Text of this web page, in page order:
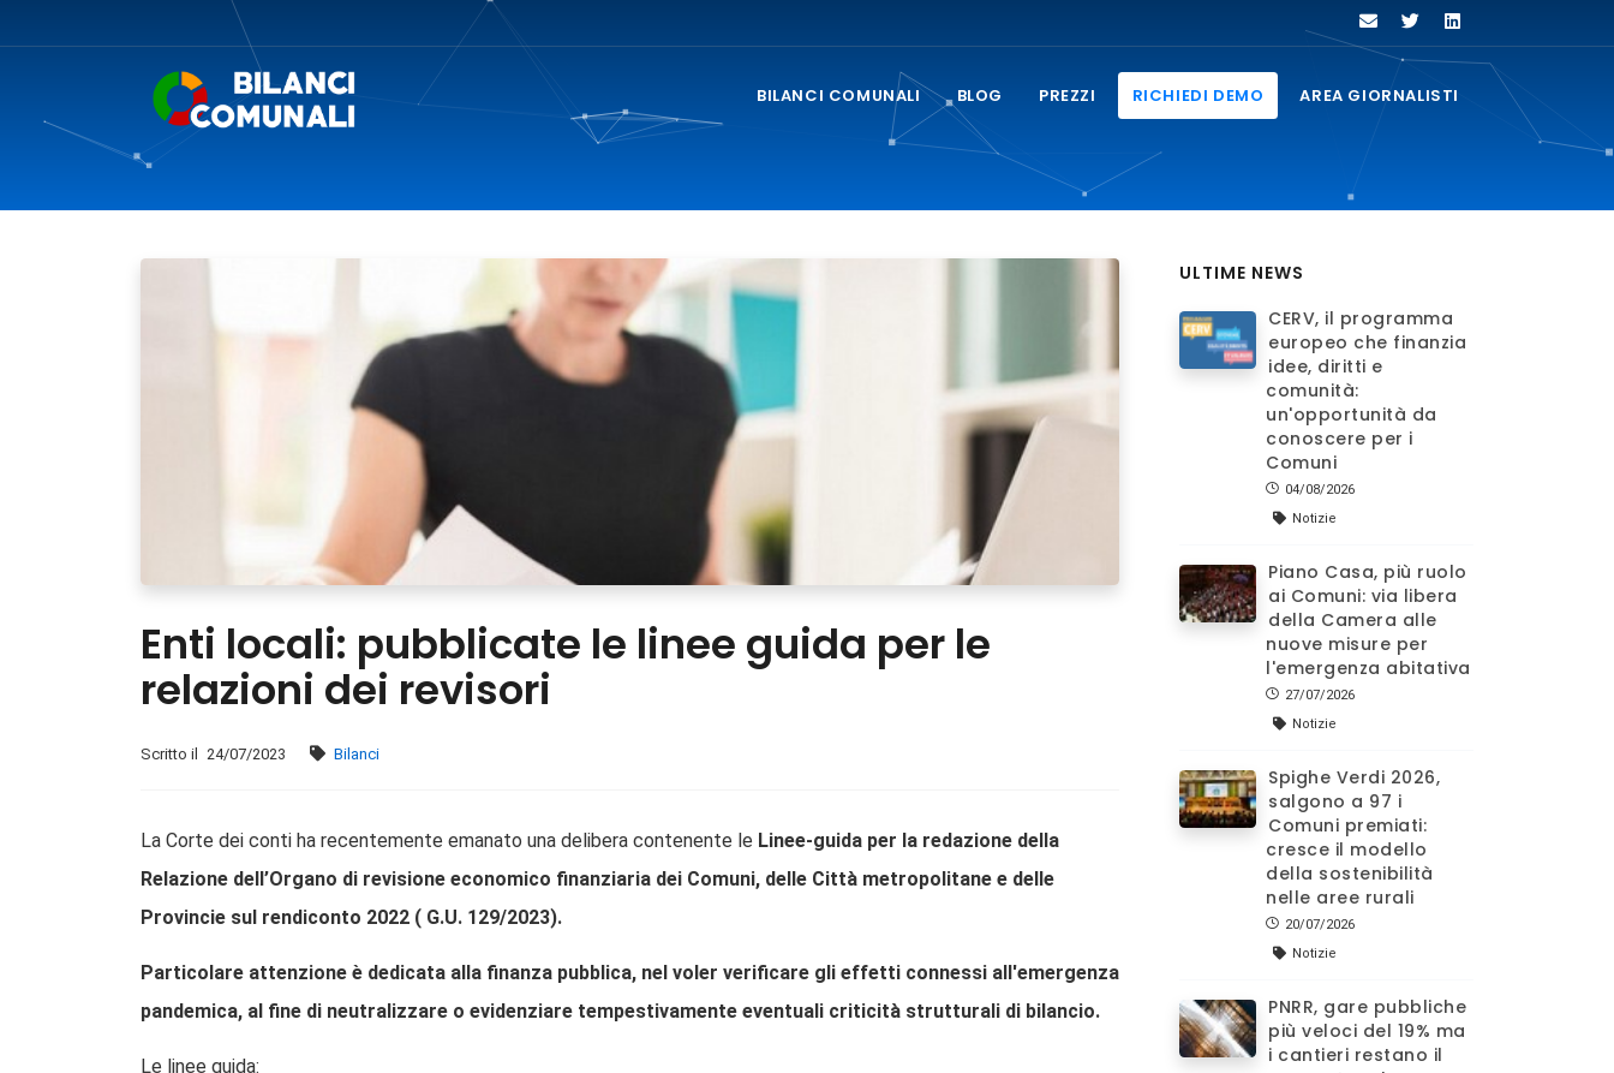
BILANCI COMUNALI BLOG PREZZI RICHIEDI DEMO AREA GIORNALISTI
Enti locali: pubblicate le linee guida per le
relazioni dei revisori
Scritto il 24/07/2023 Bilanci
La Corte dei conti ha recentemente emanato una delibera contenente le Linee-guida per la redazione della
Relazione dell’Organo di revisione economico finanziaria dei Comuni, delle Città metropolitane e delle
Provincie sul rendiconto 2022 ( G.U. 129/2023).
Particolare attenzione è dedicata alla finanza pubblica, nel voler verificare gli effetti connessi all'emergenza
pandemica, al fine di neutralizzare o evidenziare tempestivamente eventuali criticità strutturali di bilancio.
Le linee guida:
ULTIME NEWS
CERV, il programma
europeo che finanzia
idee, diritti e
comunità:
un'opportunità da
conoscere per i
Comuni
04/08/2026
Notizie
Piano Casa, più ruolo
ai Comuni: via libera
della Camera alle
nuove misure per
l'emergenza abitativa
27/07/2026
Notizie
Spighe Verdi 2026,
salgono a 97 i
Comuni premiati:
cresce il modello
della sostenibilità
nelle aree rurali
20/07/2026
Notizie
PNRR, gare pubbliche
più veloci del 19% ma
i cantieri restano il